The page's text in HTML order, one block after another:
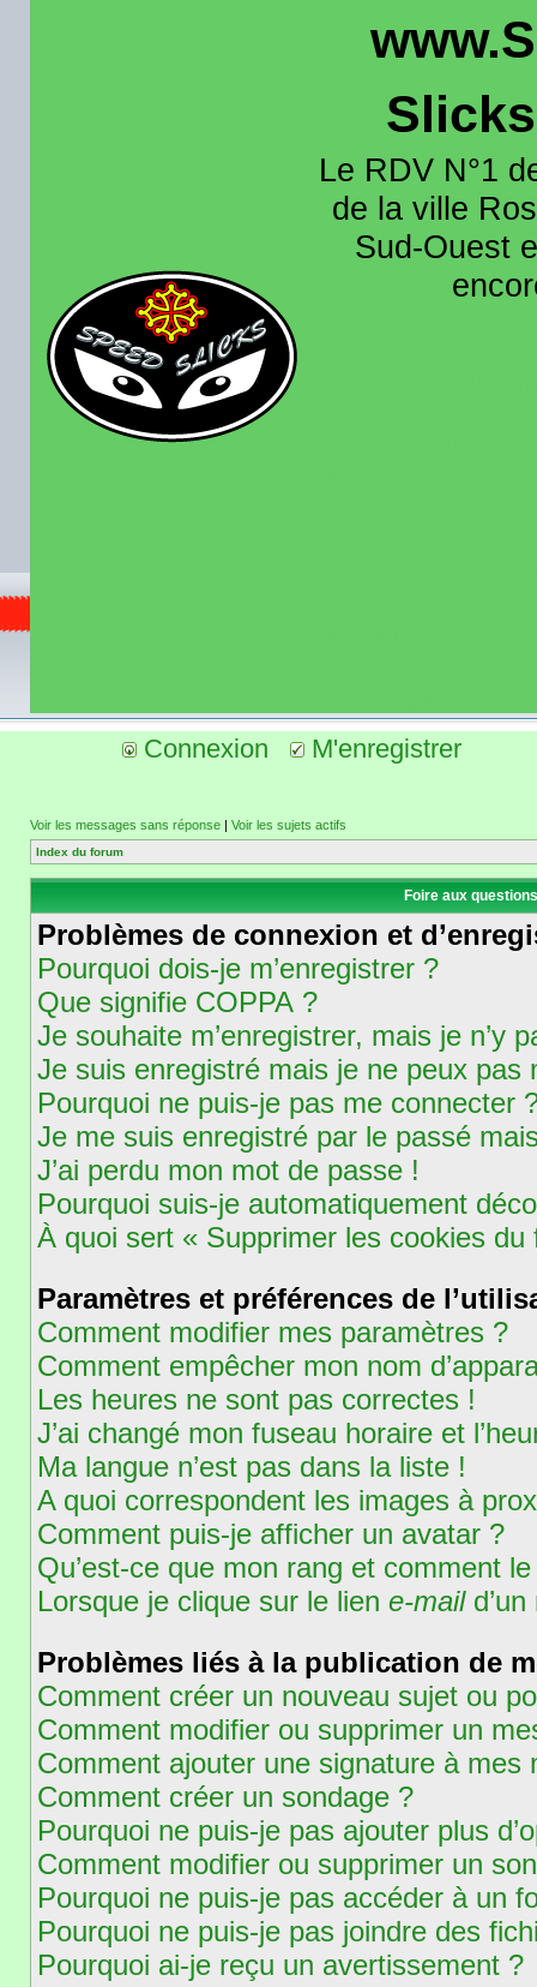
Le RDV N°1
de la ville
Sud-Ouest
Connexion
M'enregistrer
Voir les messages sans réponse | Voir les sujets actifs
Index du forum
Foire aux
Problèmes de connexion et
Pourquoi dois-je m’enregistrer ?
Que signifie COPPA ?
Je souhaite m’enregistrer, mais je n’y
Je suis enregistré mais je ne peux pas
Pourquoi ne puis-je pas me connecter
Je me suis enregistré par le passé
J’ai perdu mon mot de passe !
Pourquoi suis-je automatiquement
À quoi sert « Supprimer les cookies du
Paramètres et préférences de
Comment modifier mes paramètres ?
Comment empêcher mon nom
Les heures ne sont pas correctes !
J’ai changé mon fuseau horaire et
Ma langue n’est pas dans la liste !
A quoi correspondent les images à
Comment puis-je afficher un avatar ?
Qu’est-ce que mon rang et comment
Lorsque je clique sur le lien e-maild’un
Problèmes liés à la publication de
Comment créer un nouveau sujet ou
Comment modifier ou supprimer un
Comment ajouter une signature à mes
Comment créer un sondage ?
Pourquoi ne puis-je pas ajouter plus
Comment modifier ou supprimer un
Pourquoi ne puis-je pas accéder à un
Pourquoi ne puis-je pas joindre des
Pourquoi ai-je reçu un avertissement ?